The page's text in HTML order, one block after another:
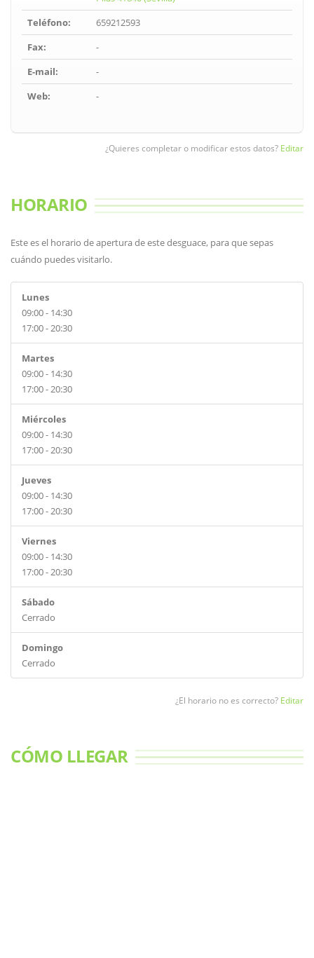
Teléfono:
659212593
Fax:
-
E-mail:
-
Web:
-
¿Quieres completar o modificar estos datos? Editar
HORARIO
Este es el horario de apertura de este desguace, para que sepas
cuándo puedes visitarlo.
Lunes
09:00 - 14:30
17:00 - 20:30
Martes
09:00 - 14:30
17:00 - 20:30
Miércoles
09:00 - 14:30
17:00 - 20:30
Jueves
09:00 - 14:30
17:00 - 20:30
Viernes
09:00 - 14:30
17:00 - 20:30
Sábado
Cerrado
Domingo
Cerrado
¿El horario no es correcto? Editar
CÓMO LLEGAR